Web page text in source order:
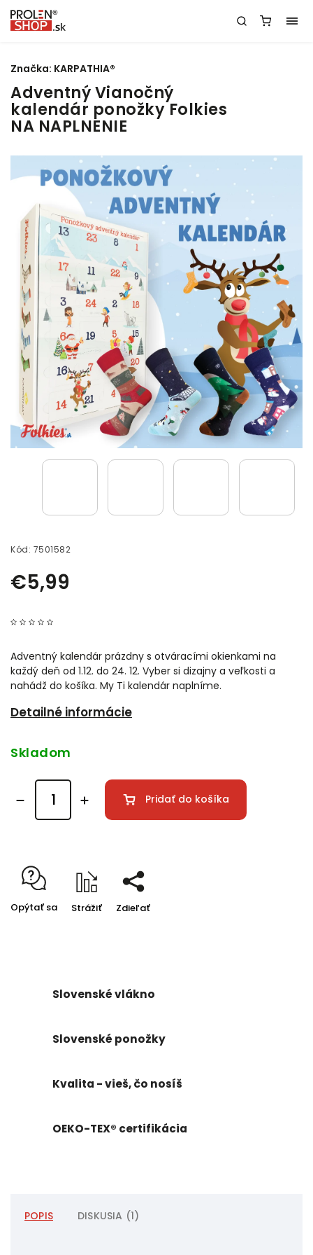
Adventný Vianočný
kalendár ponožky Folkies
NA NAPLNENIE
Kód: 7501582
€5,99
Adventný kalendár prázdny s otváracími okienkami na
každý deň od 1.12. do 24. 12. Vyber si dizajny a veľkosti a
nahádž do košíka. My Ti kalendár naplníme.
Detailné informácie
Značka: KARPATHIA®
Skladom
Pridať do košíka
Opýtať sa Strážiť Zdieľať
Slovenské vlákno
Slovenské ponožky
Kvalita - vieš, čo nosíš
OEKO-TEX® certifikácia
POPIS DISKUSIA (1)